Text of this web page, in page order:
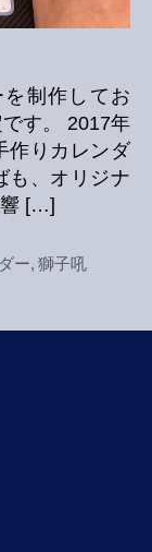
制作してお
す。 2017年
作りカレンダ
も、オリジナ
響 […]
ー,獅子吼